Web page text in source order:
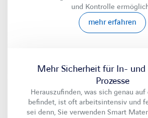
und Kontrolle
mehr erfahren
Mehr Sicherheit für In- und
Prozesse
Herauszufinden, was sich genau auf
befindet, ist oft arbeitsintensiv und
sei denn, Sie verwenden Smart